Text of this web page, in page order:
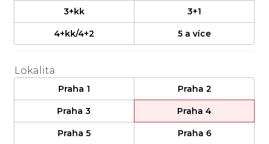
3+kk 3+1
4+kk/4+2 5 a více
Lokalita
Praha 1 Praha 2
Praha 3 Praha 4
Praha 5 Praha 6